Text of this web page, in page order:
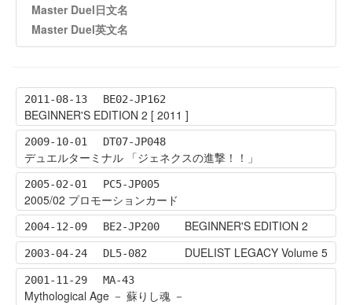
Master Duel日文名
Master Duel英文名
2011-08-13 BE02-JP162
BEGINNER'S EDITION 2 [ 2011 ]
2009-10-01 DT07-JP048
デュエルターミナル 「ジェネクスの進撃！！」
2005-02-01 PC5-JP005
2005/02 プロモーションカード
2004-12-09 BE2-JP200 BEGINNER'S EDITION 2
2003-04-24 DL5-082 DUELIST LEGACY Volume 5
2001-11-29 MA-43
Mythological Age － 蘇りし魂 －